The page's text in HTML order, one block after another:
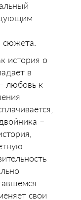
сюжета.
история о
в
любовь к
–
свои